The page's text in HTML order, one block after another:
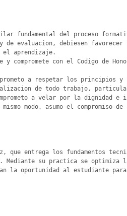
fundamental del proceso
evaluacion, debiesen
el aprendizaje.
con el Codigo de
a respetar los principios
de todo trabajo,
a velar por la dignidad
modo, asumo el compromiso
que entrega los fundamentos
Mediante su practica se
la oportunidad al estudiante